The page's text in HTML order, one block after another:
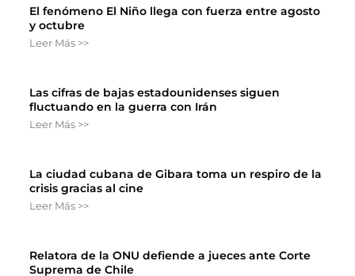
El fenómeno El Niño llega con fuerza entre agosto
y octubre
Leer Más >>
Las cifras de bajas estadounidenses siguen
fluctuando en la guerra con Irán
Leer Más >>
La ciudad cubana de Gibara toma un respiro de la
crisis gracias al cine
Leer Más >>
Relatora de la ONU defiende a jueces ante Corte
Suprema de Chile